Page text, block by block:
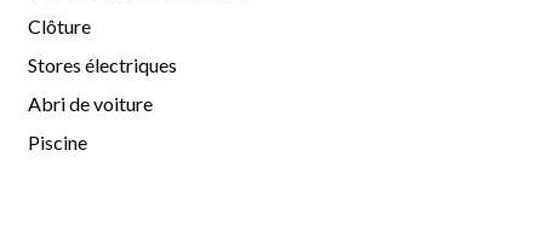
Clôture
Stores électriques
Abri de voiture
Piscine